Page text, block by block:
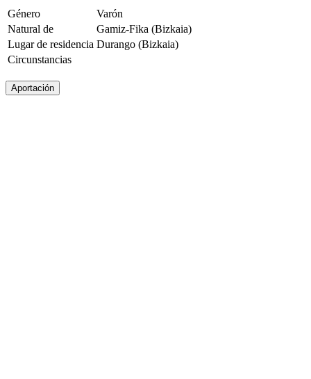
Género
Varón
Natural de
Gamiz-Fika (Bizkaia)
Lugar de residencia Durango (Bizkaia)
Circunstancias